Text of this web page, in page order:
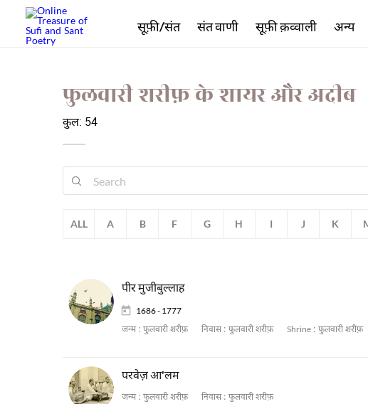
फुलवारी शरीफ़ के शायर और अदीब
कुल: 54
ALL A B F G H I J K
पीर मुजीबुल्लाह
1686 - 1777
जन्म : फुलवारी शरीफ़ निवास : फुलवारी शरीफ़ Shrine : फुलवारी शरीफ़
परवेज़ आ'लम
जन्म : फुलवारी शरीफ़ निवास : फुलवारी शरीफ़
सूफ़ी/संत संत वाणी सूफ़ी क़व्वाली अन्य